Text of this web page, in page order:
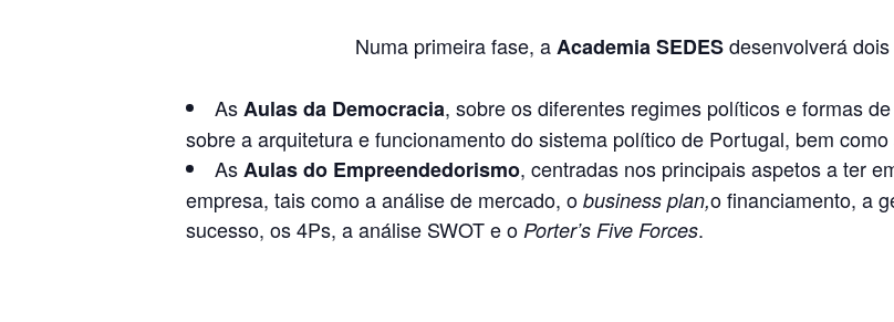
Numa primeira fase, aAcademia SEDESdesenvolverá
AsAulas da Democracia, sobre os diferentes regimes políticos e formas
sobre a arquitetura e funcionamento do sistema político de Portugal, bem
AsAulas do Empreendedorismo, centradas nos principais aspetos a ter
empresa, tais como a análise de mercado, o business plan,o financiamento, a
sucesso, os 4Ps, a análise SWOT e o Porter’s Five Forces.